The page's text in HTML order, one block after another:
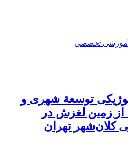
آموزشی تخصصی
توسعة شهری و
زمین لغزش در
کلان‌شهر تهران